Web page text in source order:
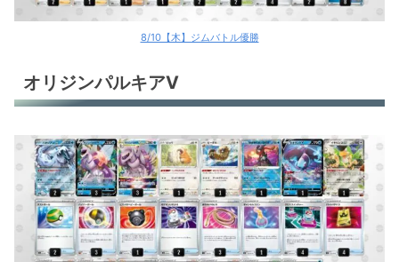
8/10【木】ジムバトル優勝
オリジンパルキアV